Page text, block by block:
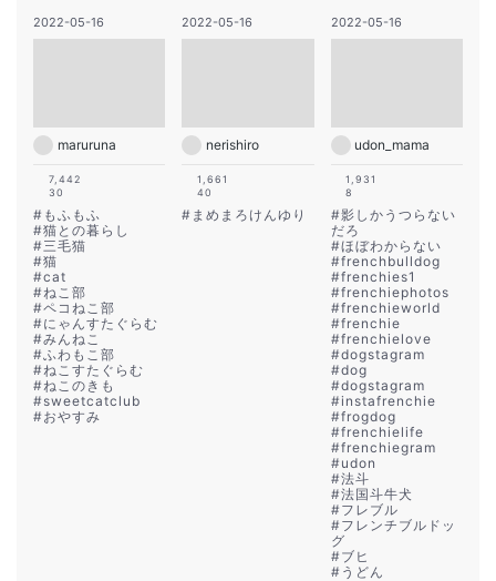
2022-05-16
maruruna
7,442
30
# もふもふ
#猫との暮らし
#三毛猫
#猫
#cat
#ねこ部
#ペコねこ部
#にゃんすたぐらむ
#みんねこ
#ふわもこ部
#ねこすたぐらむ
#ねこのきも
#sweetcatclub
#おやすみ
2022-05-16
nerishiro
1,661
40
# まめまろけんゆり
2022-05-16
udon_mama
1,931
8
#影しかうつらない
だろ
#ほぼわからない
#frenchbulldog
#frenchies1
#frenchiephotos
#frenchieworld
#frenchie
#frenchielove
#dogstagram
#dog
#dogstagram
#instafrenchie
#frogdog
#frenchielife
#frenchiegram
#udon
#法斗
#法国斗牛犬
#フレブル
#フレンチブルドッ
グ
#ブヒ
# うどん